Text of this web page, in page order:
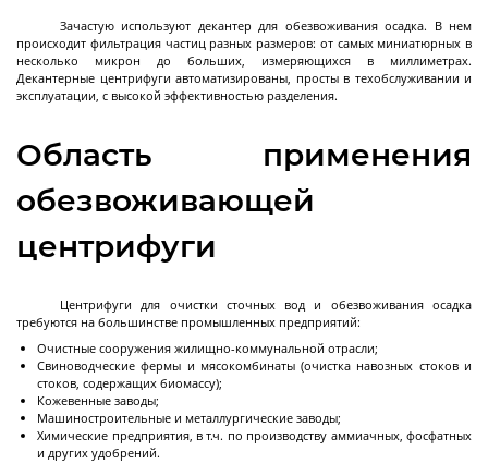
Декантерная центрифуга для осаждения
твёрдых частиц
Трикантерные центрифуги для разделения
трех-фазных смесей
Ректификационное
оборудование
Ректификационные колонны периодического
действия
Зачастую используют декантер для обезвоживания осадка. В нем
происходит фильтрация частиц разных размеров: от самых миниатюрных в
несколько микрон до больших, измеряющихся в миллиметрах.
Декантерные центрифуги автоматизированы, просты в техобслуживании и
эксплуатации, с высокой эффективностью разделения.
Область применения
обезвоживающей
центрифуги
Центрифуги для очистки сточных вод и обезвоживания осадка
требуются на большинстве промышленных предприятий:
Очистные сооружения жилищно-коммунальной отрасли;
Свиноводческие фермы и мясокомбинаты (очистка навозных стоков и
стоков, содержащих биомассу);
Кожевенные заводы;
Машиностроительные и металлургические заводы;
Химические предприятия, в т.ч. по производству аммиачных, фосфатных
и других удобрений.